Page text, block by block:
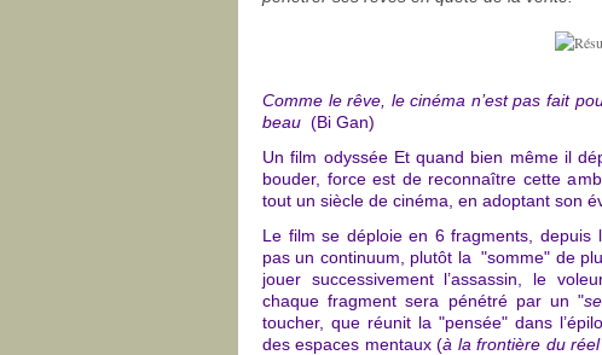
Comme le rêve, le cinéma n’est pas fait
beau (Bi Gan)
Un film odyssée Et quand bien même il
bouder, force est de reconnaître cette
tout un siècle de cinéma, en adoptant son
Le film se déploie en 6 fragments, depuis
pas un continuum, plutôt la "somme" de
jouer successivement l’assassin, le
chaque fragment sera pénétré par un "
toucher, que réunit la "pensée" dans
des espaces mentaux (à la frontière du